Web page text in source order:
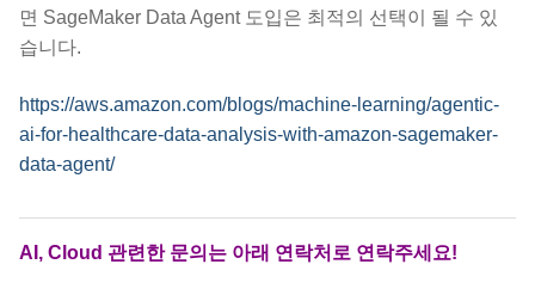
면 SageMaker Data Agent 도입은 최적의 선택이 될 수 있
습니다.
https://aws.amazon.com/blogs/machine-learning/agentic-
ai-for-healthcare-data-analysis-with-amazon-sagemaker-
data-agent/
AI, Cloud 관련한 문의는 아래 연락처로 연락주세요!